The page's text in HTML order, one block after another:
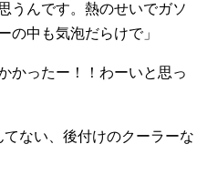
うんです。熱のせいでガソ
の中も気泡だらけで」
かったー！！わーいと思っ
ない、後付けのクーラーな